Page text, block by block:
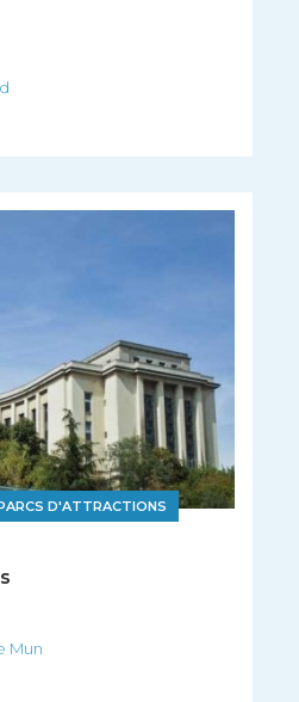
D'ATTRACTIONS
Mun